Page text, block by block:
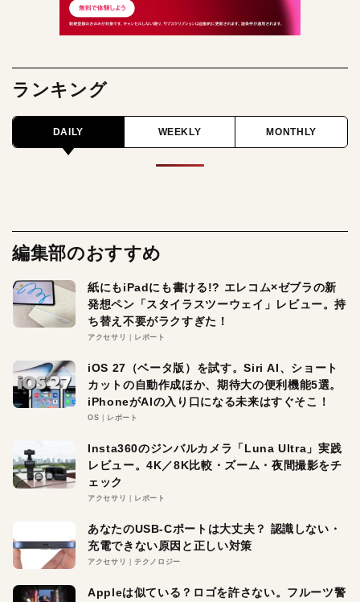
ランキング
DAILY WEEKLY MONTHLY
編集部のおすすめ
紙にもiPadにも書ける!? エレコム×ゼブラの新
発想ペン「スタイラスツーウェイ」レビュー。持
ち替え不要がラクすぎた！
アクセサリ レポート
iOS 27（ベータ版）を試す。Siri AI、ショート
カットの自動作成ほか、期待大の便利機能5選。
iPhoneがAIの入り口になる未来はすぐそこ！
OS レポート
Insta360のジンバルカメラ「Luna Ultra」実践
レビュー。4K／8K比較・ズーム・夜間撮影をチ
ェック
アクセサリ レポート
あなたのUSB-Cポートは大丈夫？ 認識しない・
充電できない原因と正しい対策
アクセサリ テクノロジー
Appleは似ている？ロゴを許さない。フルーツ警